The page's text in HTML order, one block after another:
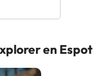
en Espot